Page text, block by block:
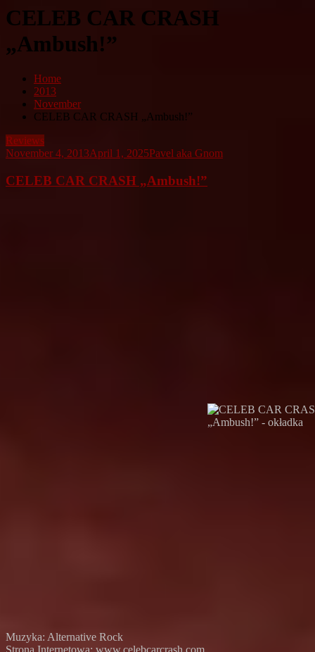
CELEB CAR CRASH
„Ambush!”
Home
2013
November
CELEB CAR CRASH „Ambush!”
Reviews
November 4, 2013April 1, 2025Pavel aka Gnom
CELEB CAR CRASH „Ambush!”
Muzyka: Alternative Rock
Strona Internetowa: www.celebcarcrash.com